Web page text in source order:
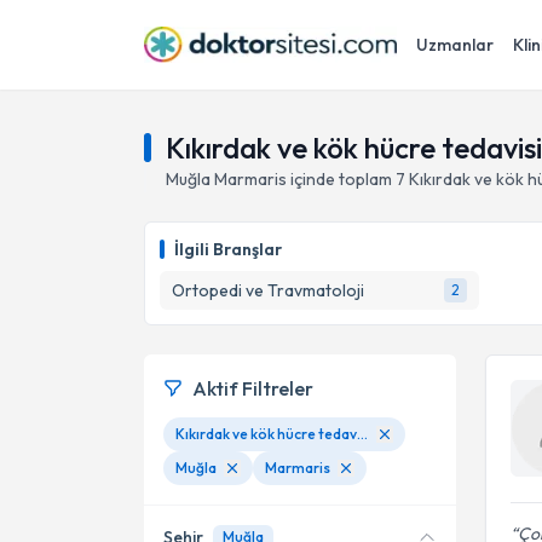
Uzmanlar
Kıkırdak ve kök hücre
Muğla Marmaris içinde toplam 7 Kıkırdak ve kök
İlgili Branşlar
Ortopedi ve Travmatoloji
2
Aktif Filtreler
Kıkırdak ve kök hücre tedavisi
Muğla
Marmaris
Şehir Muğla